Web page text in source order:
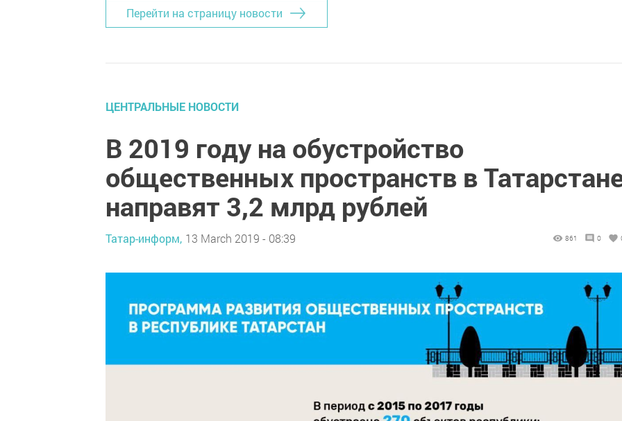
Перейти на страницу новости
ЦЕНТРАЛЬНЫЕ НОВОСТИ
В 2019 году на обустройство
общественных пространств в
направят 3,2 млрд рублей
Татар-информ, 13 March 2019 - 08:39 861 0